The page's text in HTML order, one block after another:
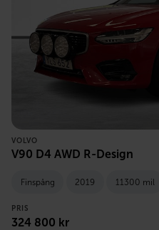
VOLVO
V90 D4 AWD R-Design
Finspång 2019 11300 mil
PRIS
324 800 kr